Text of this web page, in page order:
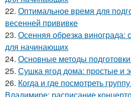
22. Оптимальное время для
весенней прививке
23. Осенняя обрезка винограда:
для начинающих
24. Основные методы
25. Сушка ягод дома: простые и
26. Когда и где посмотреть